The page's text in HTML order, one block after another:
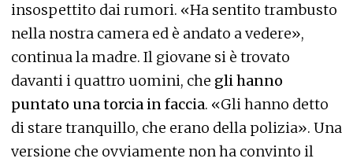
insospettito dai rumori. «Ha sentito trambusto
nella nostra camera ed è andato a vedere»,
continua la madre. Il giovane si è trovato
davanti i quattro uomini, che gli hanno
puntato una torcia in faccia. «Gli hanno detto
di stare tranquillo, che erano della polizia». Una
versione che ovviamente non ha convinto il